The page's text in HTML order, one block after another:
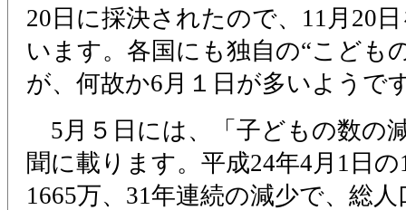
20日に採決されたので、11月20
います。各国にも独自の“こども
が、何故か6月１日が多いようで
5月５日には、「子どもの数の
聞に載ります。平成24年4月1日
1665万、31年連続の減少で、総